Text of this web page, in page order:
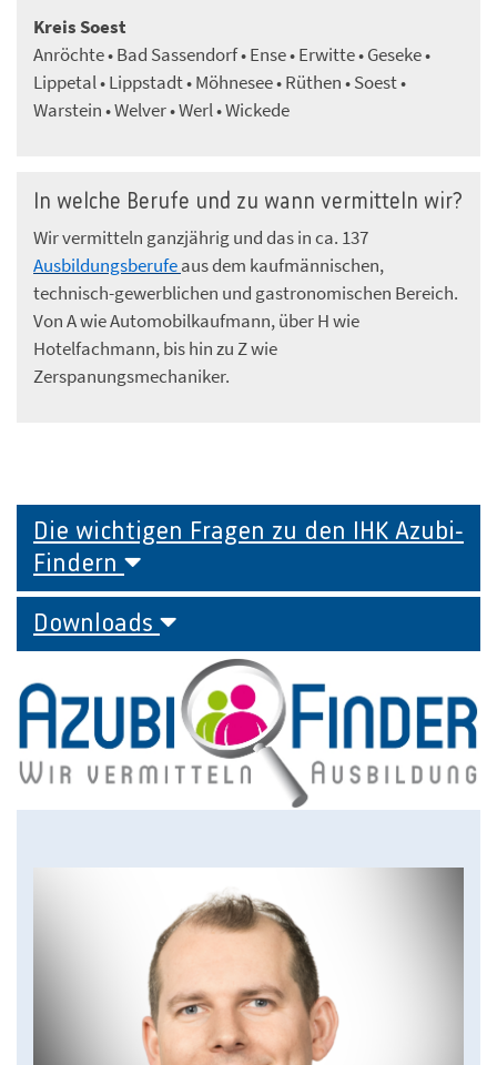
Kreis Soest
Anröchte • Bad Sassendorf • Ense • Erwitte • Geseke •
Lippetal • Lippstadt • Möhnesee • Rüthen • Soest •
Warstein • Welver • Werl • Wickede
In welche Berufe und zu wann vermitteln wir?
Wir vermitteln ganzjährig und das in ca. 137
Ausbildungsberufeaus dem kaufmännischen,
technisch-gewerblichen und gastronomischen Bereich.
Von A wie Automobilkaufmann, über H wie
Hotelfachmann, bis hin zu Z wie
Zerspanungsmechaniker.
Die wichtigen Fragen zu den IHK Azubi-
Findern
Downloads